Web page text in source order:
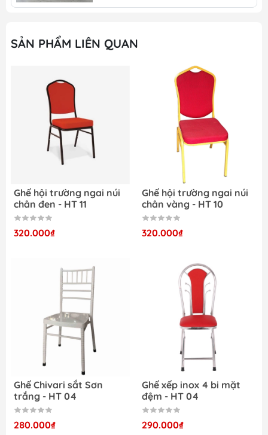
đảm bảo chất lượng sản phẩm trong tình trạng
BẢO HÀNH : Bảo hành chính
SHIP : Miễn phí vận chuyển trên
toàn quốc
Nước – vì nước sẽ tác động đến
phần gỗ của mặt đệm nên độ kết dính giữa đinh
vít và gỗ sẽ kém dần
Nhiệt độ cao và các vât sắc
nhọn
Các chất Axit, nước tảy
thất Dương Đông?
Giá sản phẩm cạnh tranh với những nơi khác
Chất lượng sản phẩm đảm bảo, tháo lắp và
vận chuyển dễ dàng
Cung cấp trọn gói nội thất văn phòng, gia
Đội nhân viên tư vấn và lắp đặt chuyên
nghiệp
Hàng có sẵn, giao ngay trong ngày, đáp ứng
mọi nhu cầu khách hàng
Nhiều sản phẩm mới, chất lượng được cập
SẢN PHẨM LIÊN QUAN
Ghế hội trường ngai núi
chân đen - HT 11
320.000₫
Ghế hội trường ngai núi
chân vàng - HT 10
320.000₫
Ghế Chivari sắt Sơn
trắng - HT 04
280.000₫
Ghế xếp inox 4 bi mặt
đệm - HT 04
290.000₫